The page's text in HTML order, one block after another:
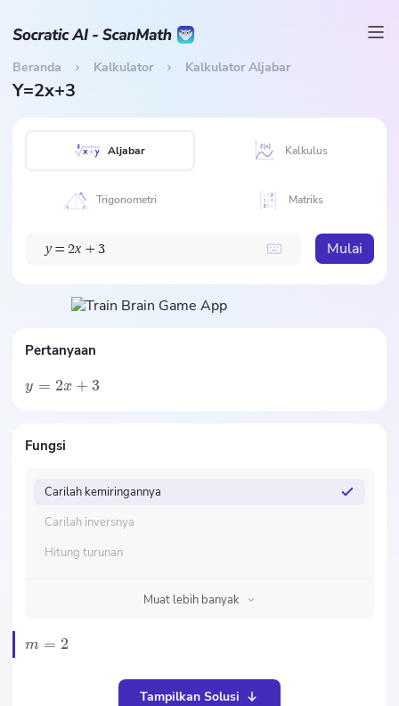
Beranda Kalkulator Kalkulator Aljabar
Y=2x+3
Aljabar Kalkulus
Trigonometri Matriks
y = 2x + 3 Mulai
Pertanyaan
y = 2x + 3
Fungsi
Carilah kemiringannya
Carilah inversnya
Hitung turunan
Muat lebih banyak
m = 2
Tampilkan Solusi